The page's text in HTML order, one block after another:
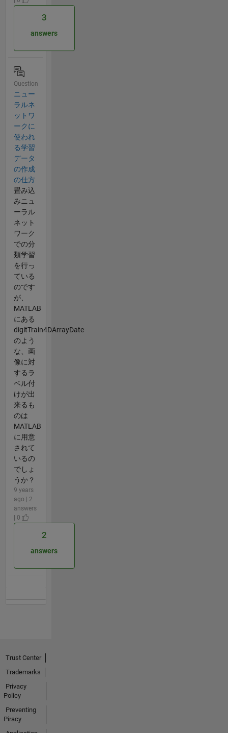
3
answers
Question
ニュー
ラルネ
ットワ
ークに
使われ
る学習
データ
の作成
の仕方
畳み込
みニュ
ーラル
ネット
ワーク
での分
類学習
を行っ
ている
のです
が、
MATLAB
にある
digitTrain4DArrayDate
のよう
な、画
像に対
するラ
ベル付
けが出
来るも
のは
MATLAB
に用意
されて
いるの
でしょ
うか？
9 years
ago | 2
answers
| 0
2
answers
Trust Center
Trademarks
Privacy
Policy
Preventing
Piracy